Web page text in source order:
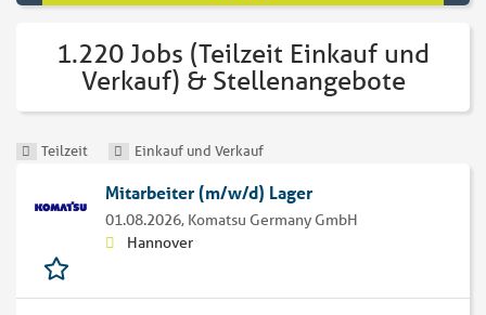
1.220 Jobs (Teilzeit Einkauf und
Verkauf) & Stellenangebote
Teilzeit Einkauf und Verkauf
Mitarbeiter (m/w/d) Lager
01.08.2026, Komatsu Germany GmbH
Hannover